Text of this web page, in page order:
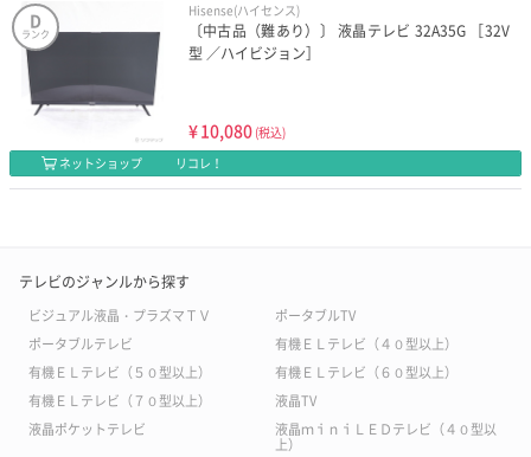
D
ランク
Hisense(ハイセンス)
〔中古品（難あり）〕 液晶テレビ 32A35G ［32V
型 ／ハイビジョン］
¥10,080 (税込)
ネットショップ
リコレ！
テレビのジャンルから探す
ビジュアル液晶・プラズマＴＶ
ポータブルTV
ポータブルテレビ
有機ＥＬテレビ（４０型以上）
有機ＥＬテレビ（５０型以上）
有機ＥＬテレビ（６０型以上）
有機ＥＬテレビ（７０型以上）
液晶TV
液晶ポケットテレビ
液晶ｍｉｎｉＬＥＤテレビ（４０型以
上）